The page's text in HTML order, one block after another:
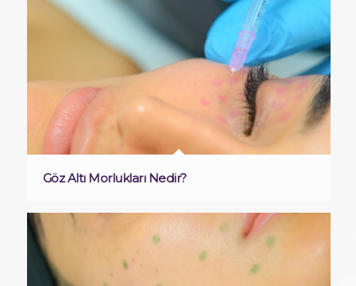
Göz Altı Morlukları Nedir?